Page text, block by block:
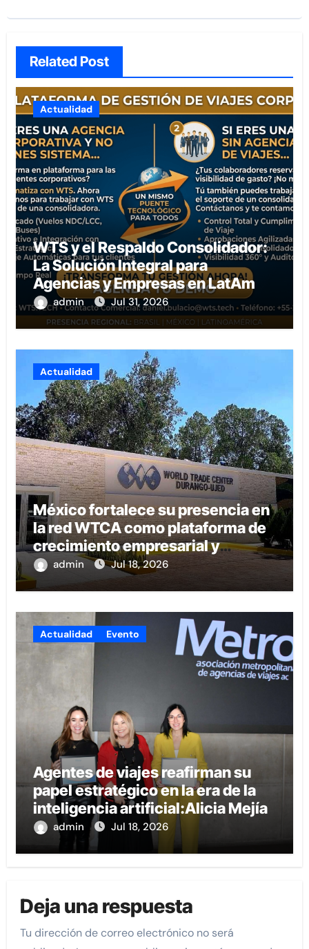
Related Post
Actualidad
WTS y el Respaldo Consolidador:
La Solución Integral para
Agencias y Empresas en LatAm
admin Jul 31, 2026
Actualidad
México fortalece su presencia en
la red WTCA como plataforma de
crecimiento empresarial y
conexión internacional
admin Jul 18, 2026
Actualidad Evento
Agentes de viajes reafirman su
papel estratégico en la era de la
inteligencia artificial:Alicia Mejía
admin Jul 18, 2026
Deja una respuesta
Tu dirección de correo electrónico no será